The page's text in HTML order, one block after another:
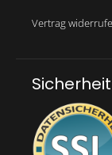
Sicherheit
Vertrag